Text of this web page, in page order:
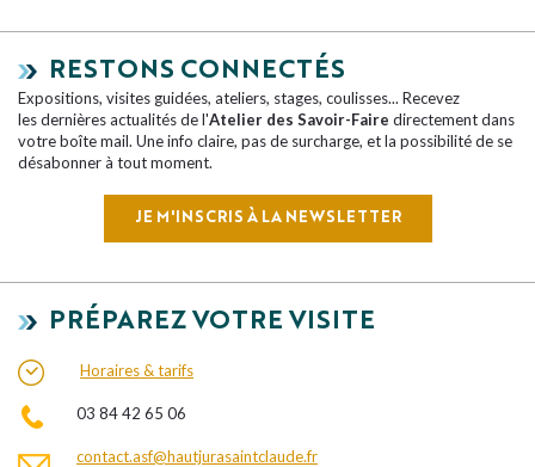
RESTONS CONNECTÉS
Expositions, visites guidées, ateliers, stages, coulisses... Recevez
les dernières actualités de l'Atelier des Savoir-Faire directement dans
votre boîte mail. Une info claire, pas de surcharge, et la possibilité de se
désabonner à tout moment.
JE M'INSCRIS À LA NEWSLETTER
PRÉPAREZ VOTRE VISITE
Horaires & tarifs
03 84 42 65 06
contact.asf@hautjurasaintclaude.fr